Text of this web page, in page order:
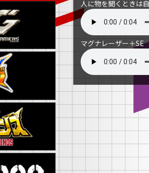
人に物を聞くときは
マグナレーザー＋SE